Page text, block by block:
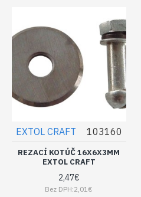
EXTOL CRAFT 103160
REZACÍ KOTÚČ 16X6X3MM
EXTOL CRAFT
2,47€
Bez DPH:2,01€